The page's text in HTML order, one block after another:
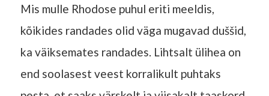
Mis mulle Rhodose puhul eriti meeldis,
kõikides randades olid väga mugavad duššid,
ka väiksemates randades. Lihtsalt ülihea on
end soolasest veest korralikult puhtaks